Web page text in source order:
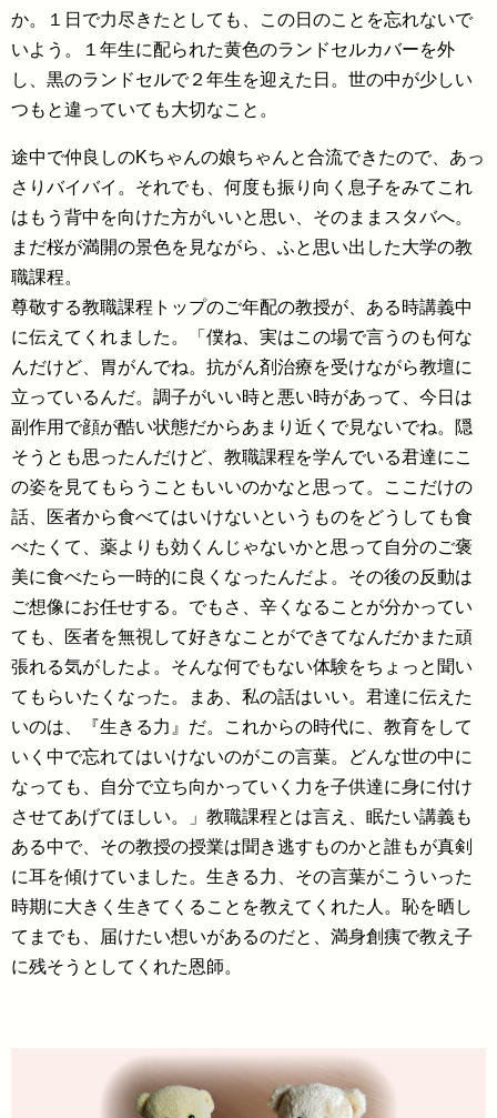
か。１日で力尽きたとしても、この日のことを忘れないで
いよう。１年生に配られた黄色のランドセルカバーを外
し、黒のランドセルで２年生を迎えた日。世の中が少しい
つもと違っていても大切なこと。
途中で仲良しのKちゃんの娘ちゃんと合流できたので、あっ
さりバイバイ。それでも、何度も振り向く息子をみてこれ
はもう背中を向けた方がいいと思い、そのままスタバへ。
まだ桜が満開の景色を見ながら、ふと思い出した大学の教
職課程。
尊敬する教職課程トップのご年配の教授が、ある時講義中
に伝えてくれました。「僕ね、実はこの場で言うのも何な
んだけど、胃がんでね。抗がん剤治療を受けながら教壇に
立っているんだ。調子がいい時と悪い時があって、今日は
副作用で顔が酷い状態だからあまり近くで見ないでね。隠
そうとも思ったんだけど、教職課程を学んでいる君達にこ
の姿を見てもらうこともいいのかなと思って。ここだけの
話、医者から食べてはいけないというものをどうしても食
べたくて、薬よりも効くんじゃないかと思って自分のご褒
美に食べたら一時的に良くなったんだよ。その後の反動は
ご想像にお任せする。でもさ、辛くなることが分かってい
ても、医者を無視して好きなことができてなんだかまた頑
張れる気がしたよ。そんな何でもない体験をちょっと聞い
てもらいたくなった。まあ、私の話はいい。君達に伝えた
いのは、『生きる力』だ。これからの時代に、教育をして
いく中で忘れてはいけないのがこの言葉。どんな世の中に
なっても、自分で立ち向かっていく力を子供達に身に付け
させてあげてほしい。」教職課程とは言え、眠たい講義も
ある中で、その教授の授業は聞き逃すものかと誰もが真剣
に耳を傾けていました。生きる力、その言葉がこういった
時期に大きく生きてくることを教えてくれた人。恥を晒し
てまでも、届けたい想いがあるのだと、満身創痍で教え子
に残そうとしてくれた恩師。